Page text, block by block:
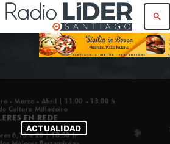
search
ACTUALIDAD